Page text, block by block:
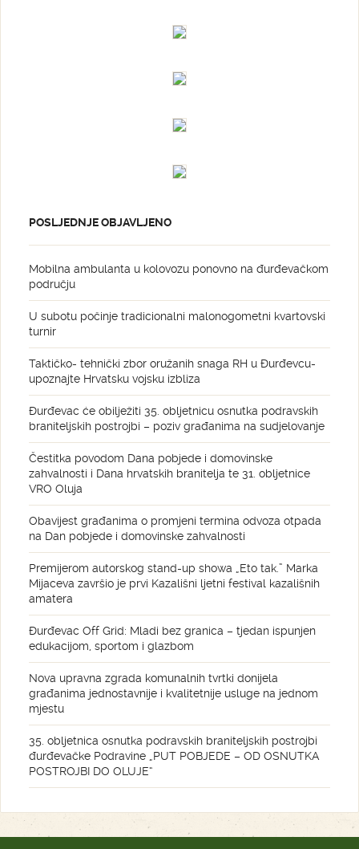
POSLJEDNJE OBJAVLJENO
Mobilna ambulanta u kolovozu ponovno na đurđevačkom
području
U subotu počinje tradicionalni malonogometni kvartovski
turnir
Taktičko- tehnički zbor oružanih snaga RH u Đurđevcu-
upoznajte Hrvatsku vojsku izbliza
Đurđevac će obilježiti 35. obljetnicu osnutka podravskih
braniteljskih postrojbi – poziv građanima na sudjelovanje
Čestitka povodom Dana pobjede i domovinske
zahvalnosti i Dana hrvatskih branitelja te 31. obljetnice
VRO Oluja
Obavijest građanima o promjeni termina odvoza otpada
na Dan pobjede i domovinske zahvalnosti
Premijerom autorskog stand-up showa „Eto tak.” Marka
Mijaceva završio je prvi Kazališni ljetni festival kazališnih
amatera
Đurđevac Off Grid: Mladi bez granica – tjedan ispunjen
edukacijom, sportom i glazbom
Nova upravna zgrada komunalnih tvrtki donijela
građanima jednostavnije i kvalitetnije usluge na jednom
mjestu
35. obljetnica osnutka podravskih braniteljskih postrojbi
đurđevačke Podravine „PUT POBJEDE – OD OSNUTKA
POSTROJBI DO OLUJE“